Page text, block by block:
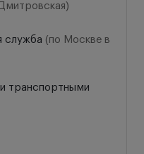
служба (по Москве в
транспортными